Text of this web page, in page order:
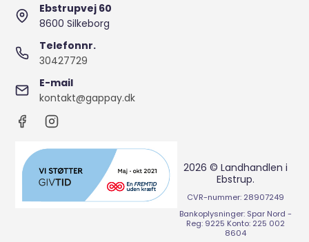
Ebstrupvej 60
8600 Silkeborg
Telefonnr.
30427729
E-mail
kontakt@gappay.dk
2026 © Landhandlen i
Ebstrup.
CVR-nummer: 28907249
Bankoplysninger: Spar Nord -
Reg: 9225 Konto: 225 002
8604